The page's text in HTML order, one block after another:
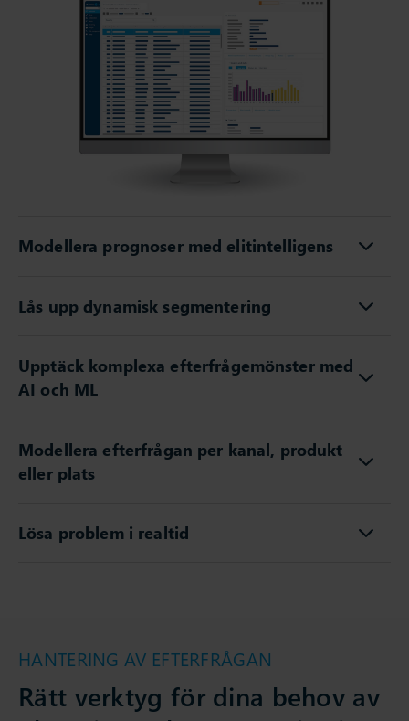
Modellera prognoser med elitintelligens
Lås upp dynamisk segmentering
Upptäck komplexa efterfrågemönster med
AI och ML
Modellera efterfrågan per kanal, produkt
eller plats
Lösa problem i realtid
HANTERING AV EFTERFRÅGAN
Rätt verktyg för dina behov av